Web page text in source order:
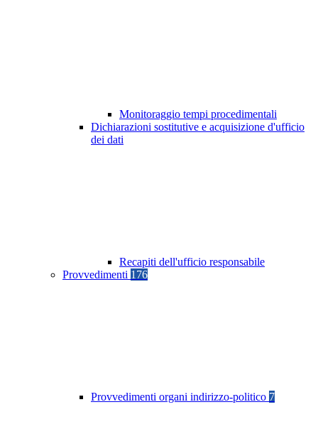
Monitoraggio tempi procedimentali
Dichiarazioni sostitutive e acquisizione d'ufficio
dei dati
Recapiti dell'ufficio responsabile
Provvedimenti 176
Provvedimenti organi indirizzo-politico 7